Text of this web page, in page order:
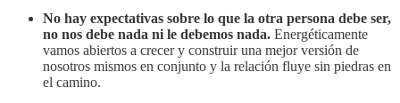
No hay expectativas sobre lo que la otra persona debe ser,
no nos debe nada ni le debemos nada. Energéticamente
vamos abiertos a crecer y construir una mejor versión de
nosotros mismos en conjunto y la relación fluye sin piedras en
el camino.